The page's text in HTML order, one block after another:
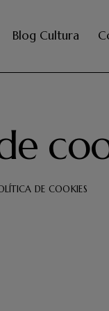
Blog Cultura
DE COOKIES